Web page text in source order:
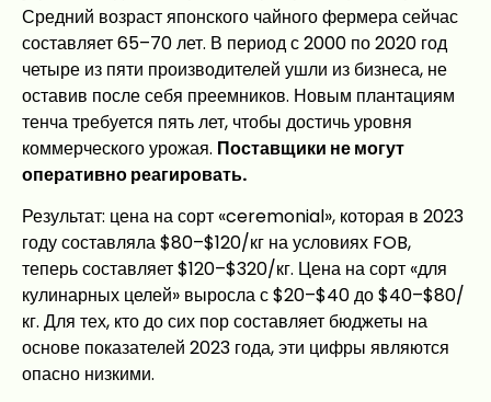
Средний возраст японского чайного фермера сейчас
составляет 65–70 лет. В период с 2000 по 2020 год
четыре из пяти производителей ушли из бизнеса, не
оставив после себя преемников. Новым плантациям
тенча требуется пять лет, чтобы достичь уровня
коммерческого урожая. Поставщики не могут
оперативно реагировать.
Результат: цена на сорт «ceremonial», которая в 2023
году составляла $80–$120/кг на условиях FOB,
теперь составляет $120–$320/кг. Цена на сорт «для
кулинарных целей» выросла с $20–$40 до $40–$80/
кг. Для тех, кто до сих пор составляет бюджеты на
основе показателей 2023 года, эти цифры являются
опасно низкими.